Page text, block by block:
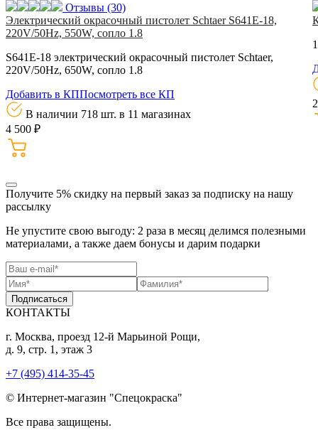
Отзывы (30)
Электрический окрасочный пистолет Schtaer S641E-18,
220V/50Hz, 550W, сопло 1.8
S641E-18 электрический окрасочный пистолет Schtaer,
220V/50Hz, 650W, сопло 1.8
Добавить в КППосмотреть все КП
В наличии 718 шт. в 11 магазинах
4 500 ₽
Получите 5% скидку на первый заказ за подписку на нашу
рассылку
Не упустите свою выгоду: 2 раза в месяц делимся полезными
материалами, а также даем бонусы и дарим подарки
Подписаться
КОНТАКТЫ
г. Москва, проезд 12-й Марьиной Рощи,
д. 9, стр. 1, этаж 3
+7 (495) 414-35-45
© Интернет-магазин "Спецокраска"
Все права защищены.